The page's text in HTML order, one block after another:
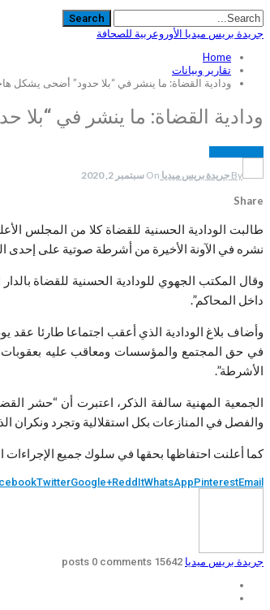
جريدة بريس ميديا الأوروعربية للصحافة
Home
تقارير وبيانات
ودادية القضاة: ما ينشر في “بلا حدود” أضحى يشكل
ودادية القضاة: ما ينشر في
By جريدة بريس ميديا On سبتمبر 2, 2020
Share
طالبت الودادية الحسنية للقضاة كلا من المجلس
نشره في الآونة الأخيرة من أشرطة صوتية على إحدى
وقال المكتب الجهوي للودادية الحسنية للقضاة
داخل المحاكم”.
وأضاف بلاغ الودادية الذي أعقب اجتماعا طارئا
في حق المجتمع والمؤسسات ومعاقب عليه بعقوبات
الأشرطة”.
الجمعية المهنية سالفة الذكر، اعتبرت أن “حشر
والفصل في المنازعات بكل استقلالية وتجرد ونكران
كما أعلنت احتفاظها بحقها في سلوك جميع الإجراءات
TwitterGoogle+ReddItWhatsAppPinterestEmail
جريدة بريس ميديا 15642 posts
0 comments